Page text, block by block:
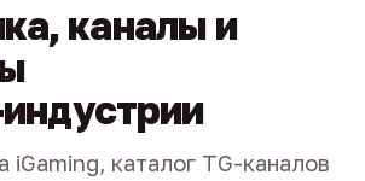
каналы и
iGaming, каталог TG-каналов